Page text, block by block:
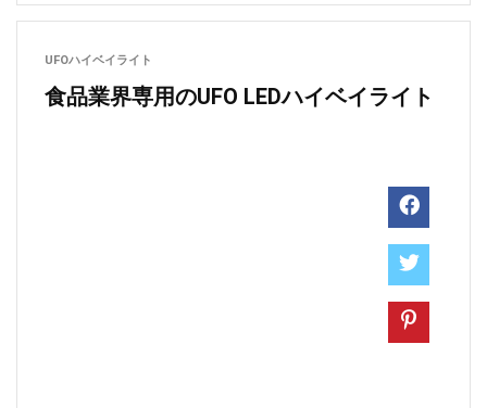
UFOハイベイライト
食品業界専用のUFO LEDハイベイライト